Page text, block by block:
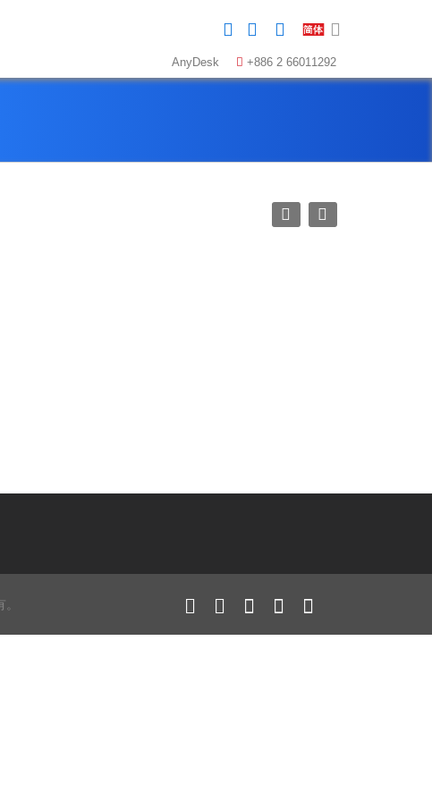
AnyDesk
+886 2 66011292